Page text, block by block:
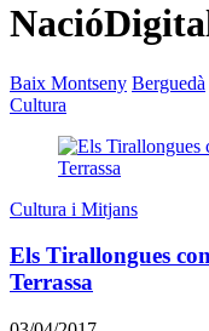
Baix Montseny Berguedà
Cultura
Cultura i Mitjans
Els Tirallongues
Terrassa